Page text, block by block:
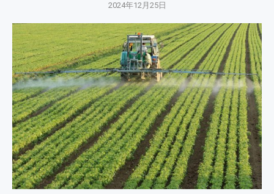
2024年12月25日